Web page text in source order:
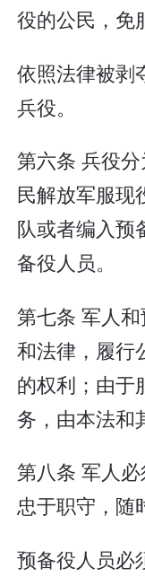
役的公民，免
依照法律被剥
兵役。
第六条 兵役
民解放军服现
队或者编入预
备役人员。
第七条 军人
和法律，履行
的权利；由于
务，由本法和
第八条 军人
忠于职守，随
预备役人员必